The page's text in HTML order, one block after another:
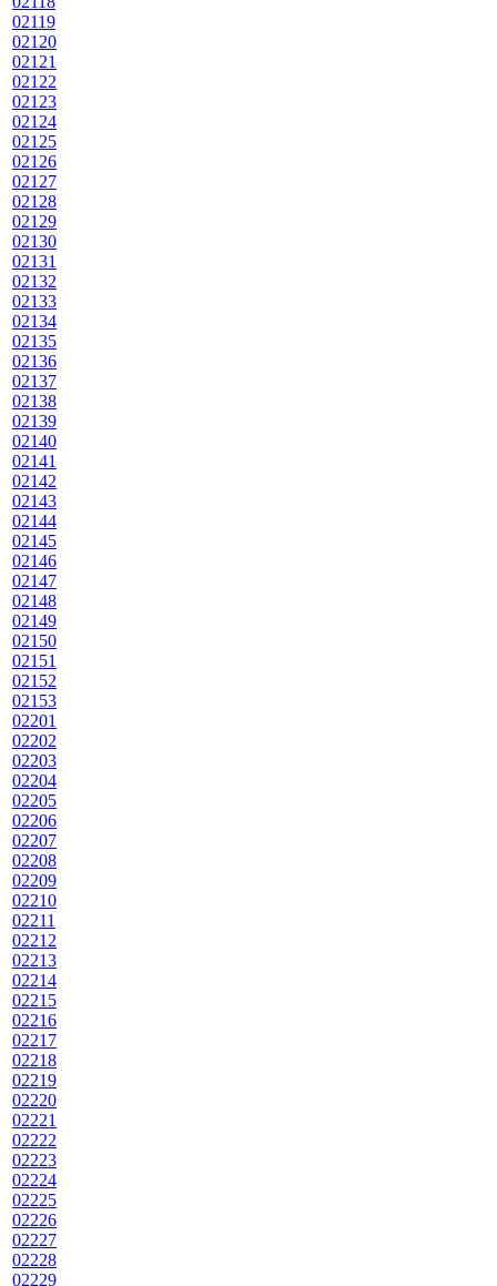
02119
02120
02121
02122
02123
02124
02125
02126
02127
02128
02129
02130
02131
02132
02133
02134
02135
02136
02137
02138
02139
02140
02141
02142
02143
02144
02145
02146
02147
02148
02149
02150
02151
02152
02153
02201
02202
02203
02204
02205
02206
02207
02208
02209
02210
02211
02212
02213
02214
02215
02216
02217
02218
02219
02220
02221
02222
02223
02224
02225
02226
02227
02228
02229